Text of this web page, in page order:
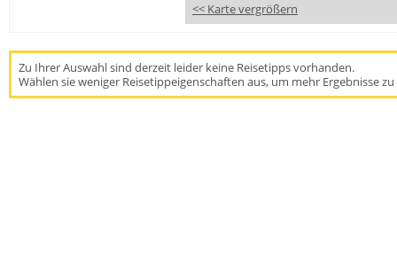
<< Karte vergrößern
Zu Ihrer Auswahl sind derzeit leider keine Reisetipps vorhanden.
Wählen sie weniger Reisetippeigenschaften aus, um mehr Ergebnisse